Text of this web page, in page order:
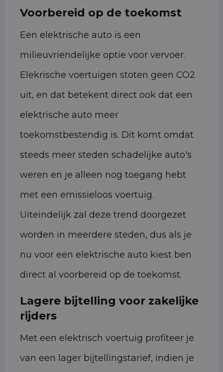
Voorbereid op de toekomst
Een elektrische auto is een
milieuvriendelijke optie voor vervoer.
Elekrische voertuigen stoten geen CO2
uit, en dat betekent direct ook dat een
elektrische auto meer
toekomstbestendig is. Dit komt omdat
steeds meer steden schadelijke auto's
weren en je alleen nog toegang hebt
met een emissieloos voertuig.
Uiteindelijk zal deze trend doorgezet
worden in meerdere steden, dus als je
nu voor een elektrische auto kiest ben
direct al voorbereid op de toekomst.
Lagere bijtelling voor zakelijke
rijders
Met een elektrisch voertuig profiteer je
van een lager bijtellingstarief, indien je